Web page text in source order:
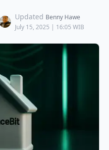
Updated Benny Hawe
July 15, 2025 | 16:05 WIB